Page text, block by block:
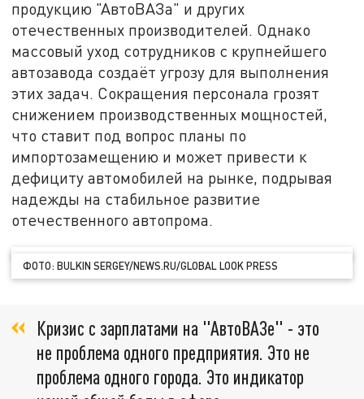
продукцию "АвтоВАЗа" и других
отечественных производителей. Однако
массовый уход сотрудников с крупнейшего
автозавода создаёт угрозу для выполнения
этих задач. Сокращения персонала грозят
снижением производственных мощностей,
что ставит под вопрос планы по
импортозамещению и может привести к
дефициту автомобилей на рынке, подрывая
надежды на стабильное развитие
отечественного автопрома.
ФОТО: BULKIN SERGEY/NEWS.RU/GLOBAL LOOK PRESS
Кризис с зарплатами на "АвтоВАЗе" - это
не проблема одного предприятия. Это не
проблема одного города. Это индикатор